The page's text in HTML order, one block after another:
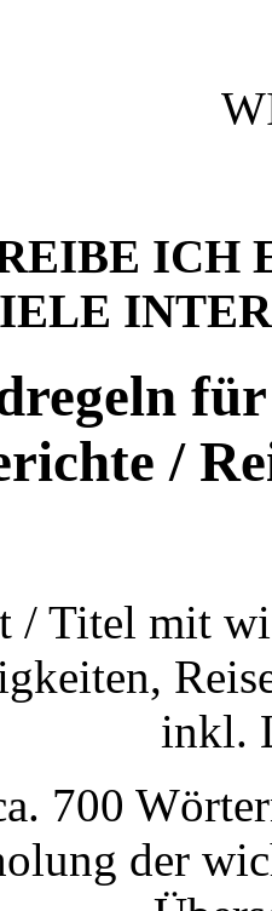
ICH
/
/ Titel mit
inkl.
700
der